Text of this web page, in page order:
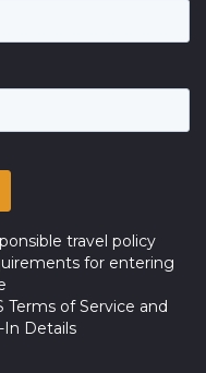
travel policy
for entering
Terms of Service and
In Details